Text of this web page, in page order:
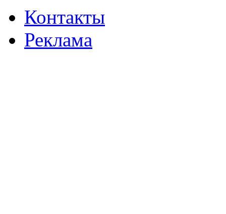
Контакты
Реклама